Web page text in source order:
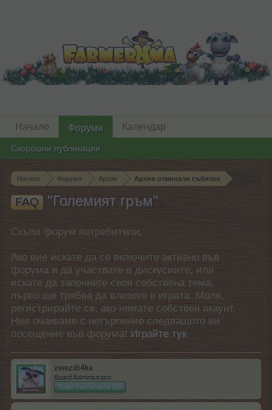
Начало Форуми Архив Архив отминали събития
FAQ "Големият гръм"
Скъпи форум потребители,
Ако вие искате да се включите активно във
форума и да участвате в дискусиите, или
искате да започнете своя собствена тема,
първо ще трябва да влезете в играта. Моля,
регистрирайте се, ако нямате собствен акаунт.
Ние очакваме с нетърпение следващото ви
посещение във форума! Играйте тук
zwezdi4ka
Board Administrator
Team Farmerama BG
Начало Форуми
Скорошни публикации
Календар